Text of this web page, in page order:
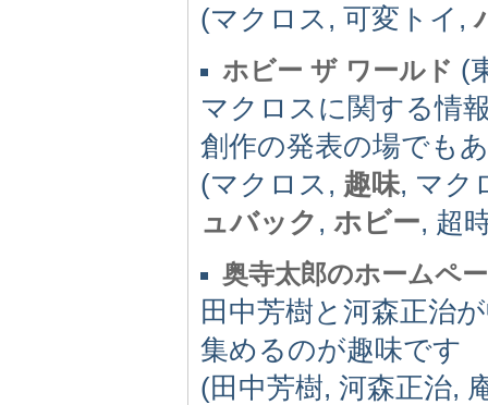
(マクロス, 可変トイ,
ホビー ザ ワールド (
マクロスに関する情
創作の発表の場でも
(マクロス, 趣味, マク
ュバック , ホビー, 超
奥寺太郎のホームペ
田中芳樹と河森正治
集めるのが趣味です
(田中芳樹, 河森正治,